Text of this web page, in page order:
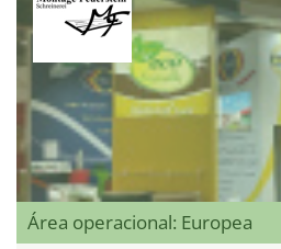
Área operacional: Europea